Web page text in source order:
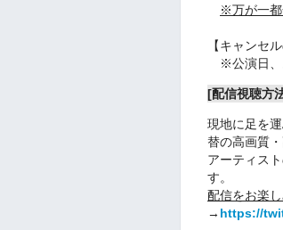
※万が一都
【キャンセ
※公演日、
[配信視聴方
現地に足を
替の高画質
アーティス
す。
配信をお楽
→ https://